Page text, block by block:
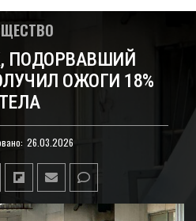
ПОДОРВАВШИЙ
ОЖОГИ 18%
26.03.2026